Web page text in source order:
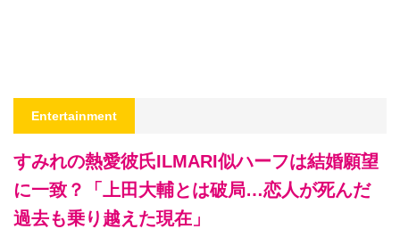
Entertainment
すみれの熱愛彼氏ILMARI似ハーフは結婚願望
に一致？「上田大輔とは破局…恋人が死んだ
過去も乗り越えた現在」